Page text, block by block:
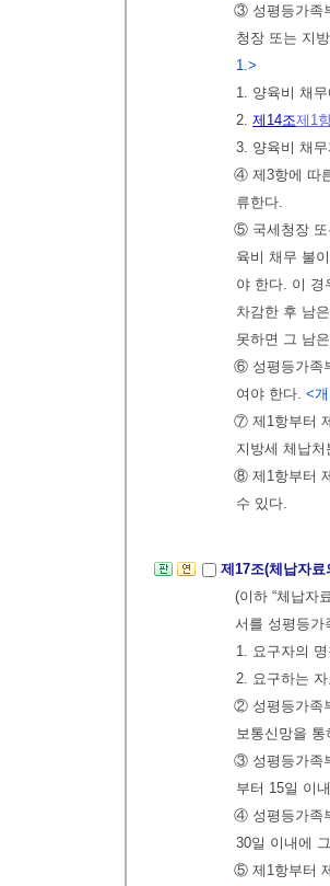
③ 성평등가족
청장 또는 지
1.>
1. 양육비 채
2. 제14조제1
3. 양육비 채
④ 제3항에 따
류한다.
⑤ 국세청장 또
육비 채무 불
야 한다. 이 경
차감한 후 남
못하면 그 남
⑥ 성평등가족
여야 한다. <
⑦ 제1항부터
지방세 체납
⑧ 제1항부터
수 있다.
제17조(체납자
(이하 “체납자
서를 성평등
1. 요구자의
2. 요구하는
② 성평등가족
보통신망을
③ 성평등가족
부터 15일 이
④ 성평등가족
30일 이내에
⑤ 제1항부터